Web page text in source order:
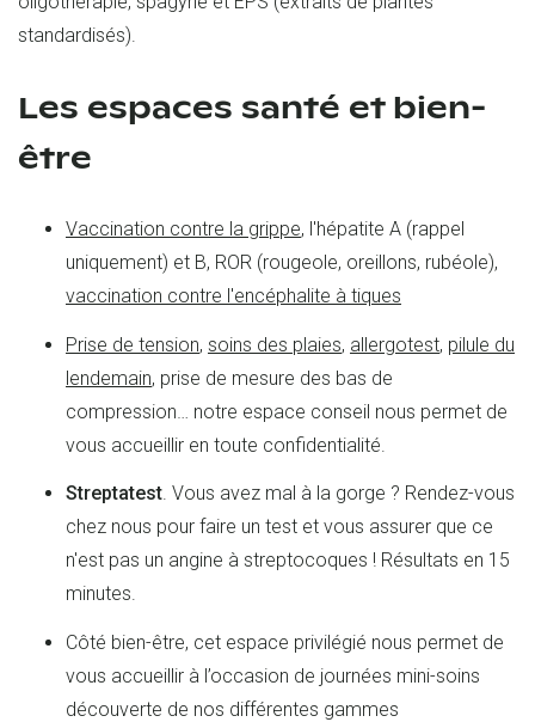
standardisés).
Les espaces santé et bien-
être
Vaccination contre la grippe, l'hépatite A (rappel
uniquement) et B, ROR (rougeole, oreillons, rubéole),
vaccination contre l'encéphalite à tiques
Prise de tension, soins des plaies, allergotest, pilule du
lendemain, prise de mesure des bas de
compression… notre espace conseil nous permet de
vous accueillir en toute confidentialité.
Streptatest. Vous avez mal à la gorge ? Rendez-vous
chez nous pour faire un test et vous assurer que ce
n'est pas un angine à streptocoques ! Résultats en 15
minutes.
Côté bien-être, cet espace privilégié nous permet de
vous accueillir à l’occasion de journées mini-soins
découverte de nos différentes gammes